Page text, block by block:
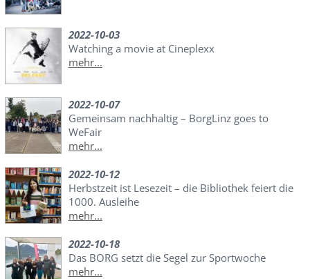
2022-10-03
Watching a movie at Cineplexx
mehr...
2022-10-07
Gemeinsam nachhaltig – BorgLinz goes to
WeFair
mehr...
2022-10-12
Herbstzeit ist Lesezeit – die Bibliothek feiert die
1000. Ausleihe
mehr...
2022-10-18
Das BORG setzt die Segel zur Sportwoche
mehr...